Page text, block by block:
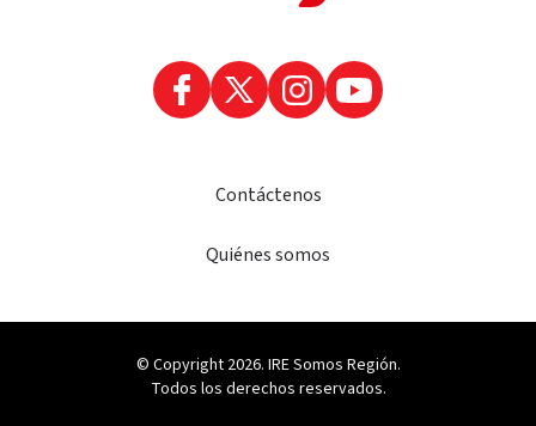
Contáctenos
Quiénes somos
© Copyright 2026. IRE Somos Región.
Todos los derechos reservados.